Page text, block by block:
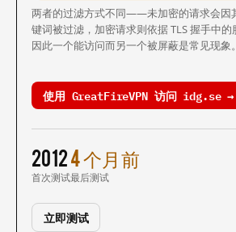
两者的过滤方式不同——未加密的请求会因
键词被过滤，加密请求则依据 TLS 握手中的
因此一个能访问而另一个被屏蔽是常见现象。
使用 GreatFireVPN 访问 idg.se →
2012
首次测试
4 个月前
最后测试
立即测试